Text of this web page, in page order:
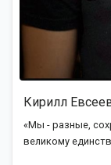
Кирилл
«Мы - разные,
великому